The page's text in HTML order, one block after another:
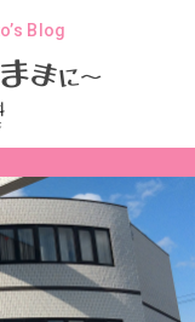
Blog
まに～